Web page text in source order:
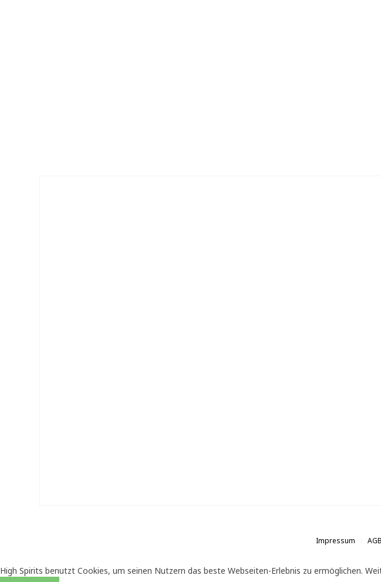
Impressum AGB
High Spirits benutzt Cookies, um seinen Nutzern das beste Webseiten-Erlebnis zu ermöglichen.